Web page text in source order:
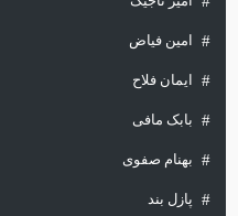
امین فیاض
ایمان فلاح
بابک مافی
بهنام صفوی
پازل بند